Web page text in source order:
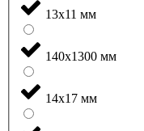
13x11 мм
140x1300 мм
14x17 мм